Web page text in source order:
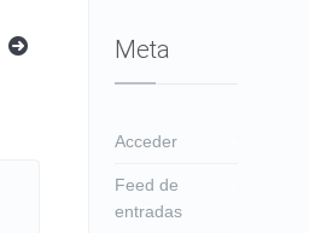
Meta
Acceder
Feed de
entradas